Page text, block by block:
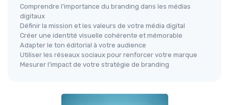
Comprendre l’importance du branding dans les médias
digitaux
Définir la mission et les valeurs de votre média digital
Créer une identité visuelle cohérente et mémorable
Adapter le ton éditorial à votre audience
Utiliser les réseaux sociaux pour renforcer votre marque
Mesurer l’impact de votre stratégie de branding